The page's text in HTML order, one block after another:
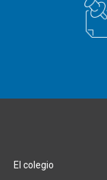
El colegio